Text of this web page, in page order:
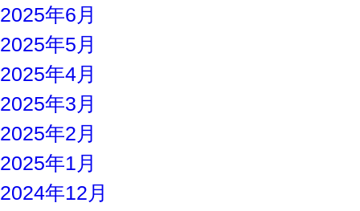
2025年6月
2025年5月
2025年4月
2025年3月
2025年2月
2025年1月
2024年12月